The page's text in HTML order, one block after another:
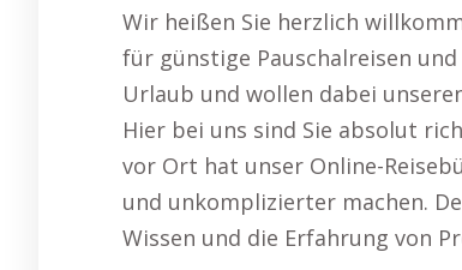
Wir heißen Sie herzlich
für günstige Pauschalreisen
Urlaub und wollen dabei
Hier bei uns sind Sie absolut
vor Ort hat unser Online-
und unkomplizierter machen.
Wissen und die Erfahrung von